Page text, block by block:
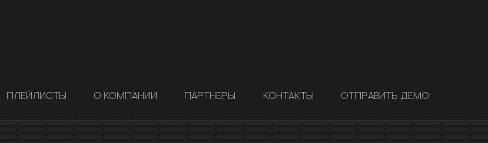
ПЛЕЙЛИСТЫ О КОМПАНИИ ПАРТНЕРЫ КОНТАКТЫ
ОТПРАВИТЬ ДЕМО